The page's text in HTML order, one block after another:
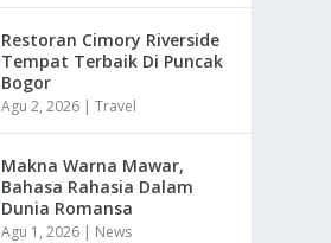
Restoran Cimory Riverside
Tempat Terbaik Di Puncak
Bogor
Agu 2, 2026 |Travel
Makna Warna Mawar,
Bahasa Rahasia Dalam
Dunia Romansa
Agu 1, 2026 | News